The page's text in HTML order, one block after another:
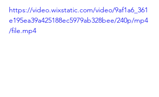
https://video.wixstatic.com/video/9af1a6_361
e195ea39a425188ec5979ab328bee/240p/mp4
/file.mp4